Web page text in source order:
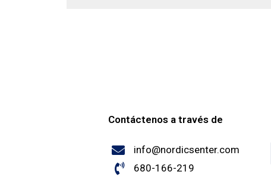
Contáctenos a través de
info@nordicsenter.com
680-166-219